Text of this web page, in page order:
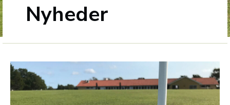
Nyheder